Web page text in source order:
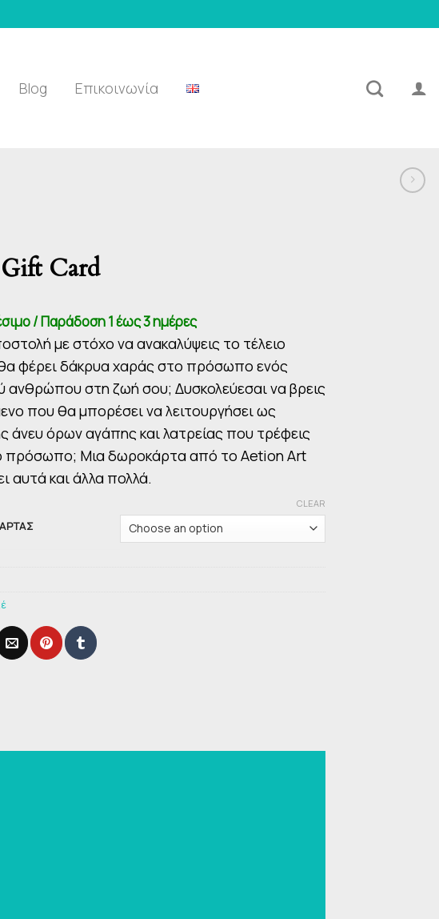
Blog Επικοινωνία
Card
/ Παράδoση 1 έως 3 ημέρες
με στόχο να ανακαλύψεις το τέλειο
φέρει δάκρυα χαράς στο πρόσωπο ενός
ανθρώπου στη ζωή σου; Δυσκολεύεσαι να βρεις
που θα μπορέσει να λειτουργήσει ως
άνευ όρων αγάπης και λατρείας που τρέφεις
πρόσωπο; Μια δωροκάρτα από το Aetion Art
αυτά και άλλα πολλά.
CLEAR